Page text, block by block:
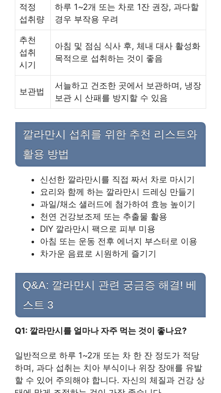
적정
섭취량
하루 1~2개 또는 차로 1잔 권장, 과다할
경우 부작용 우려
추천
섭취
시기
아침 및 점심 식사 후, 체내 대사 활성화
목적으로 섭취하는 것이 좋음
보관법
서늘하고 건조한 곳에서 보관하며, 냉장
보관 시 산패를 방지할 수 있음
깔라만시 섭취를 위한 추천 리스트와
활용 방법
신선한 깔라만시를 직접 짜서 차로 마시기
요리와 함께 하는 깔라만시 드레싱 만들기
과일/채소 샐러드에 첨가하여 효능 높이기
천연 건강보조제 또는 추출물 활용
DIY 깔라만시 팩으로 피부 미용
아침 또는 운동 전후 에너지 부스터로 이용
차가운 음료로 시원하게 즐기기
Q&A: 깔라만시 관련 궁금증 해결! 베
스트 3
Q1: 깔라만시를 얼마나 자주 먹는 것이 좋나요?
일반적으로 하루 1~2개 또는 차 한 잔 정도가 적당
하며, 과다 섭취는 치아 부식이나 위장 장애를 유발
할 수 있어 주의해야 합니다. 자신의 체질과 건강 상